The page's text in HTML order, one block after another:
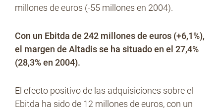
millones de euros (-55 millones en 2004).
Con un Ebitda de 242 millones de euros (+6,1%),
el margen de Altadis se ha situado en el 27,4%
(28,3% en 2004).
El efecto positivo de las adquisiciones sobre el
Ebitda ha sido de 12 millones de euros, con un